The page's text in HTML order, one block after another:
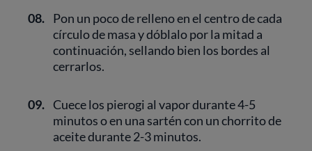
08. Pon un poco de relleno en el centro de cada
círculo de masa y dóblalo por la mitad a
continuación, sellando bien los bordes al
cerrarlos.
09. Cuece los pierogi al vapor durante 4-5
minutos o en una sartén con un chorrito de
aceite durante 2-3 minutos.